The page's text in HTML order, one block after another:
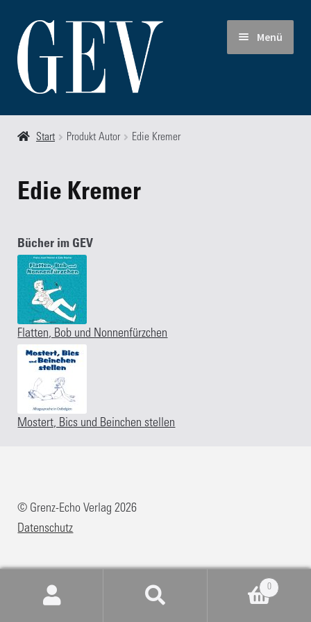
Zur
Navigation
springen
Zum
Inhalt
springen
Menü
Start
Autoren
Blog
FAQ
Kasse
Kategorien
Kontakt
Shop
Start Produkt Autor Edie Kremer
Edie Kremer
Bücher im GEV
Flatten, Bob und Nonnenfürzchen
Mostert, Bics und Beinchen stellen
© Grenz-Echo Verlag 2026
Datenschutz
Suchen
Suchen
0